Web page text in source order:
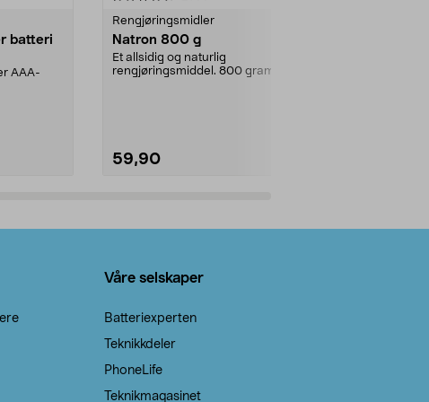
batteri
AAA-
Rengjøringsmidler
Natron 800 g
Et allsidig og naturlig
rengjøringsmiddel. 800 gram
59,90
Våre selskaper
Batteriexperten
Teknikkdeler
PhoneLife
Teknikmagasinet